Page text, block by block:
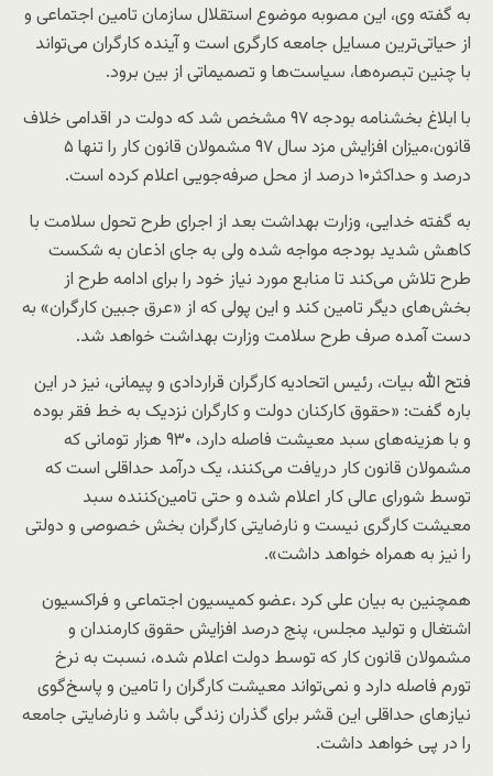
به گفته وی، این مصوبه موضوع استقلال سازمان تامین اجتماعی و
از حیاتی‌ترین مسایل جامعه کارگری است و آینده کارگران می‌تواند
با چنین تبصره‌ها، سیاست‌ها و تصمیماتی از بین برود.
با ابلاغ بخشنامه بودجه ۹۷ مشخص شد که دولت در اقدامی خلاف
قانون،میزان افزایش مزد سال ۹۷ مشمولان قانون کار را تنها ۵
درصد و حداکثر۱۰ درصد از محل صرفه‌جویی اعلام کرده است.
به گفته خدایی، وزارت بهداشت بعد از اجرای طرح تحول سلامت با
کاهش شدید بودجه مواجه شده ولی به جای اذعان به شکست
طرح تلاش می‌کند تا منابع مورد نیاز خود را برای ادامه طرح از
بخش‌های دیگر تامین کند و این پولی که از «عرق جبین کارگران» به
دست آمده صرف طرح سلامت وزارت بهداشت خواهد شد.
فتح الله بیات، رئیس اتحادیه کارگران قراردادی و پیمانی، نیز در این
باره گفت: «حقوق کارکنان دولت و کارگران نزدیک به خط فقر بوده
و با هزینه‌های سبد معیشت فاصله دارد، ۹۳۰ هزار تومانی که
مشمولان قانون کار دریافت می‌کنند، یک درآمد حداقلی است که
توسط شورای عالی کار اعلام شده و حتی تامین‌کننده سبد
معیشت کارگری نیست و نارضایتی کارگران بخش خصوصی و دولتی
را نیز به همراه خواهد داشت».
همچنین به بیان علی کرد ،عضو کمیسیون اجتماعی و فراکسیون
اشتغال و تولید مجلس، پنج درصد افزایش حقوق کارمندان و
مشمولان قانون کار که توسط دولت اعلام شده، نسبت به نرخ
تورم فاصله دارد و نمی‌تواند معیشت کارگران را تامین و پاسخ‌گوی
نیازهای حداقلی این قشر برای گذران زندگی باشد و نارضایتی جامعه
را در پی خواهد داشت.